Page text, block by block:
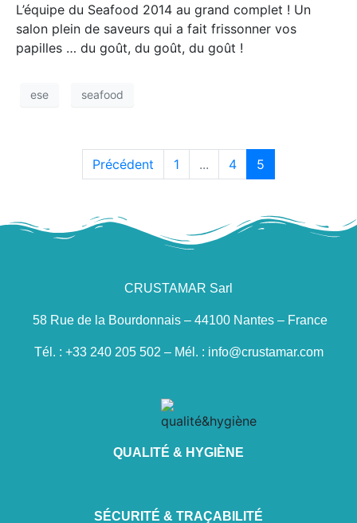
L’équipe du Seafood 2014 au grand complet ! Un
salon plein de saveurs qui a fait frissonner vos
papilles … du goût, du goût, du goût !
ese seafood
Précédent 1 ... 4 5
CRUSTAMAR Sarl
58 Rue de la Bourdonnais – 44100 Nantes – France
Tél. : +33 240 205 502 – Mél. : info@crustamar.com
QUALITÉ & HYGIÈNE
SÉCURITÉ & TRAÇABILITÉ